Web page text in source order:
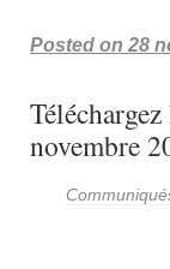
Posted on 28
novembre